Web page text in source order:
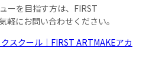
ーを目指す方は、FIRST
軽にお問い合わせください。
スクール｜FIRST ARTMAKEアカ